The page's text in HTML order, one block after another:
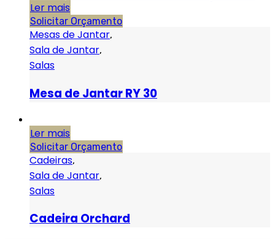
Ler mais
Solicitar Orçamento
Mesas de Jantar,
Sala de Jantar,
Salas
Mesa de Jantar RY 30
Ler mais
Solicitar Orçamento
Cadeiras,
Sala de Jantar,
Salas
Cadeira Orchard